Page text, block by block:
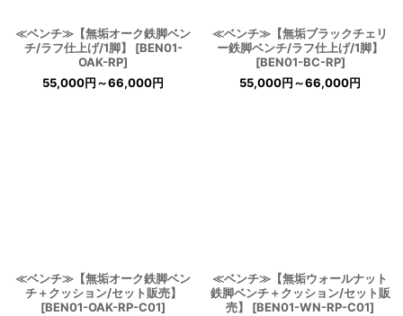
≪ベンチ≫【無垢オーク鉄脚ベン
チ/ラフ仕上げ/1脚】
[BEN01-
OAK-RP]
55,000円～66,000円
≪ベンチ≫【無垢ブラックチェリ
ー鉄脚ベンチ/ラフ仕上げ/1脚】
[BEN01-BC-RP]
55,000円～66,000円
≪ベンチ≫【無垢オーク鉄脚ベン
チ＋クッション/セット販売】
[BEN01-OAK-RP-C01]
≪ベンチ≫【無垢ウォールナット
鉄脚ベンチ＋クッション/セット販
売】
[BEN01-WN-RP-C01]